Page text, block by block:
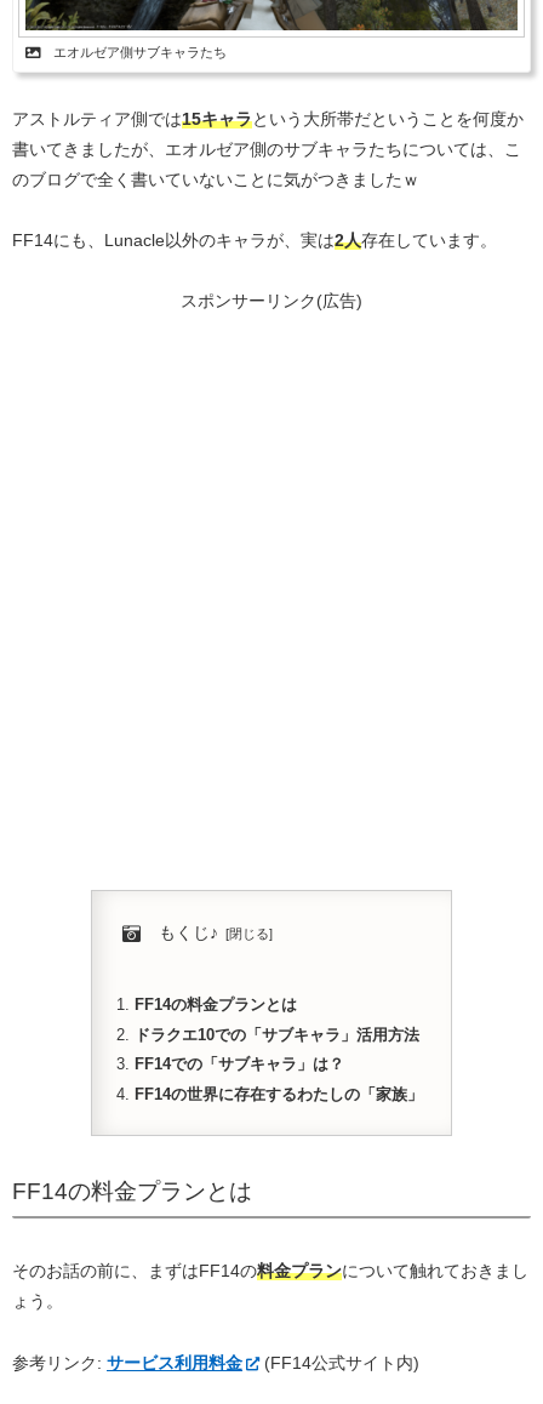
エオルゼア側サブキャラたち
アストルティア側では15キャラという大所帯だということを何度か
書いてきましたが、エオルゼア側のサブキャラたちについては、こ
のブログで全く書いていないことに気がつきましたｗ
FF14にも、Lunacle以外のキャラが、実は2人存在しています。
スポンサーリンク(広告)
もくじ♪
FF14の料金プランとは
ドラクエ10での「サブキャラ」活用方法
FF14での「サブキャラ」は？
FF14の世界に存在するわたしの「家族」
FF14の料金プランとは
そのお話の前に、まずはFF14の料金プランについて触れておきまし
ょう。
参考リンク: サービス利用料金 (FF14公式サイト内)